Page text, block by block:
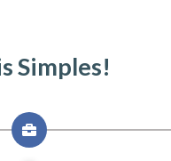
Simples!